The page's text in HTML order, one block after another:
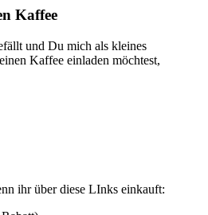
Kaffee
und Du mich als kleines
Kaffee einladen möchtest,
ihr über diese LInks einkauft: